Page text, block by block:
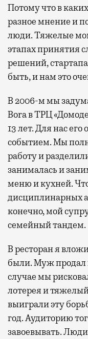
Потому что в
разное мнение и
люди. Тяжелые
этапах принятия
решений,
быть, и нам это
В 2006-м мы
Bora в ТРЦ
13 лет. Для нас
событием. Мы
работу и
занималась и
меню и кухней.
дисциплинарных
конечно, мой
семейный тандем.
В ресторан я
были. Муж продал
случае мы
лотерея и
выиграли эту
год. Аудиторию
завоевывать.